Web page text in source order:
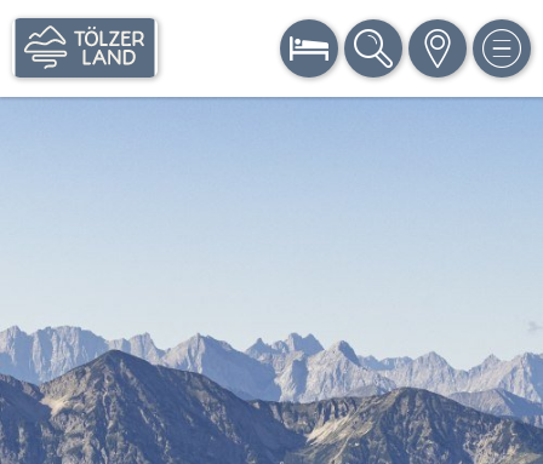
BUCHEN SUCHE KARTE MENÜ